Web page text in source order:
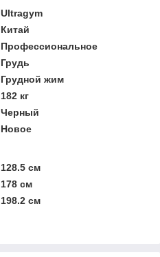
Ultragym
Китай
Профессиональное
Грудь
Грудной жим
182 кг
Черный
Новое
128.5 см
178 см
198.2 см